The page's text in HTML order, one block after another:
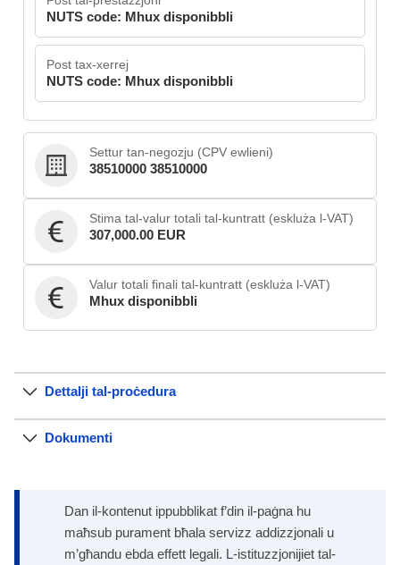
NUTS code: Mhux disponibbli
Post tax-xerrej
NUTS code: Mhux disponibbli
Settur tan-negozju (CPV ewlieni)
38510000 38510000
Stima tal-valur totali tal-kuntratt (eskluża l-VAT)
307,000.00 EUR
Valur totali finali tal-kuntratt (eskluża l-VAT)
Mhux disponibbli
Dettalji tal-proċedura
Dokumenti
Dan il-kontenut ippubblikat f’din il-paġna hu
maħsub purament bħala servizz addizzjonali u
m’għandu ebda effett legali. L-istituzzjonijiet tal-